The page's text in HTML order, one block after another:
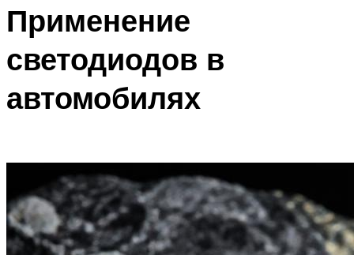
Применение
светодиодов в
автомобилях